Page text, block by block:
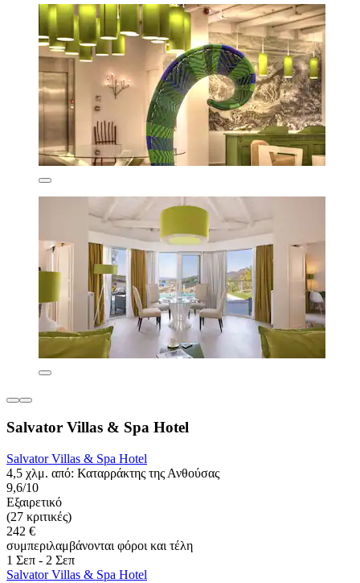
Salvator Villas & Spa Hotel
Salvator Villas & Spa Hotel
4,5 χλμ. από: Καταρράκτης της Ανθούσας
9,6/10
Εξαιρετικό
(27 κριτικές)
242 €
συμπεριλαμβάνονται φόροι και τέλη
1 Σεπ - 2 Σεπ
Salvator Villas & Spa Hotel